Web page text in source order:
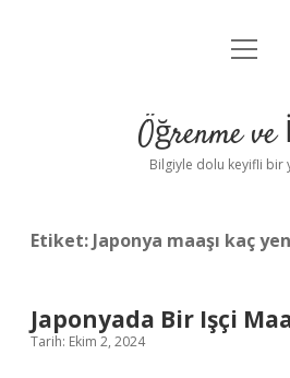
Anasayfa
Yasal Uyarı
menüyü
Öğrenme ve
Bilgiyle dolu keyifli bir
Etiket: Japonya maaşı kaç yen
Japonyada Bir Işçi
Tarih: Ekim 2, 2024